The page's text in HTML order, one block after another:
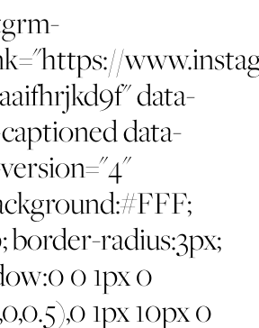
data-
data-
border-radius:3px;
0 1px 0
1px 10px 0